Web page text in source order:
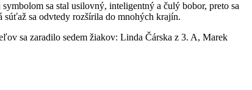
sa stal usilovný, inteligentný a čulý bobor, preto sa
sa odvtedy rozšírila do mnohých krajín.
sa zaradilo sedem žiakov: Linda Čárska z 3. A, Marek